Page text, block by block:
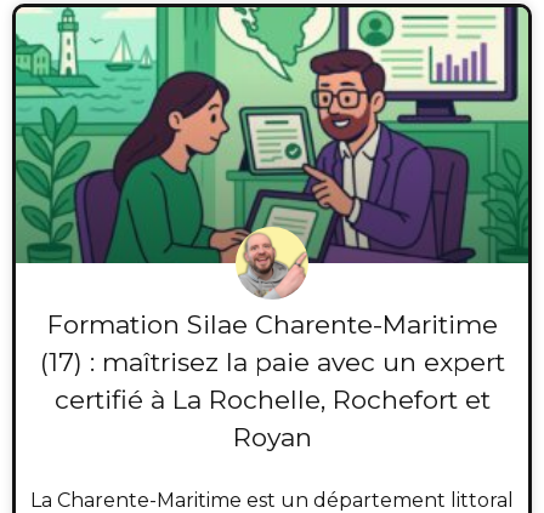
Formation Silae Charente-Maritime
(17) : maîtrisez la paie avec un expert
certifié à La Rochelle, Rochefort et
Royan
La Charente-Maritime est un département littoral